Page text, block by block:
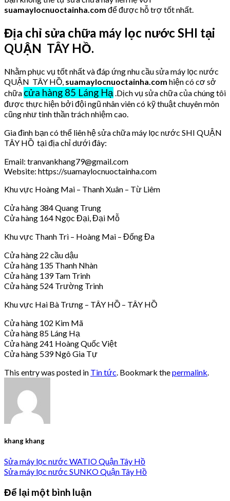
suamaylocnuoctainha.com để được hỗ trợ tốt nhất.
Địa chỉ sửa chữa máy lọc nước SHI tại
QUẬN TÂY HỒ.
Nhằm phục vụ tốt nhất và đáp ứng nhu cầu sửa máy lọc nước
QUẬN TÂY HỒ, suamaylocnuoctainha.com hiện có cơ sở
chữa cửa hàng 85 Láng Hạ .Dịch vụ sửa chữa của chúng tôi
được thực hiện bởi đội ngũ nhân viên có kỹ thuật chuyên môn
cũng như tinh thần trách nhiệm cao.
Gia đình bạn có thể liên hệ sửa chữa máy lọc nước SHI QUẬN
TÂY HỒ tại địa chỉ dưới đây:
Email: tranvankhang79@gmail.com
Website: https://suamaylocnuoctainha.com
Khu vực Hoàng Mai – Thanh Xuân – Từ Liêm
Cửa hàng 384 Quang Trung
Cửa hàng 164 Ngọc Đại, Đại Mỗ
Khu vực Thanh Trì – Hoàng Mai – Đống Đa
Cửa hàng 22 cầu dậu
Cửa hàng 135 Thanh Nhàn
Cửa hàng 139 Tam Trinh
Cửa hàng 524 Trường Trinh
Khu vực Hai Bà Trưng – TÂY HỒ – TÂY HỒ
Cửa hàng 102 Kim Mã
Cửa hàng 85 Láng Hạ
Cửa hàng 241 Hoàng Quốc Việt
Cửa hàng 539 Ngô Gia Tự
This entry was posted in Tin tức . Bookmark thepermalink
khang khang
Sửa máy lọc nước WATIO Quận Tây Hồ
Sửa máy lọc nước SUNKO Quận Tây Hồ
Để lại một bình luận